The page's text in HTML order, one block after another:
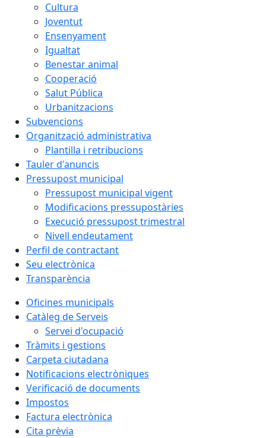
Cultura
Joventut
Ensenyament
Igualtat
Benestar animal
Cooperació
Salut Pública
Urbanitzacions
Subvencions
Organització administrativa
Plantilla i retribucions
Tauler d'anuncis
Pressupost municipal
Pressupost municipal vigent
Modificacions pressupostàries
Execució pressupost trimestral
Nivell endeutament
Perfil de contractant
Seu electrònica
Transparència
Oficines municipals
Catàleg de Serveis
Servei d'ocupació
Tràmits i gestions
Carpeta ciutadana
Notificacions electròniques
Verificació de documents
Impostos
Factura electrònica
Cita prèvia